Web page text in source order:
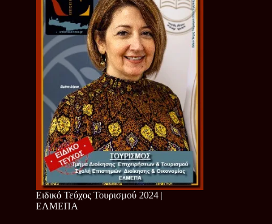
Ειδικό Τεύχος Τουρισμού 2024 |
ΕΛΜΕΠΑ